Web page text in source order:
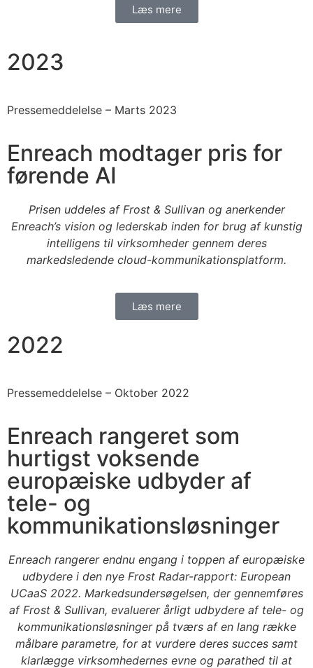
Læs mere
2023
Pressemeddelelse – Marts 2023
Enreach modtager pris for
førende AI
Prisen uddeles af Frost & Sullivan og anerkender
Enreach’s vision og lederskab inden for brug af kunstig
intelligens til virksomheder gennem deres
markedsledende cloud-kommunikationsplatform.
Læs mere
2022
Pressemeddelelse – Oktober 2022
Enreach rangeret som
hurtigst voksende
europæiske udbyder af
tele- og
kommunikationsløsninger
Enreach rangerer endnu engang i toppen af europæiske
udbydere i den nye Frost Radar-rapport: European
UCaaS 2022. Markedsundersøgelsen, der gennemføres
af Frost & Sullivan, evaluerer årligt udbydere af tele- og
kommunikationsløsninger på tværs af en lang række
målbare parametre, for at vurdere deres succes samt
klarlægge virksomhedernes evne og parathed til at